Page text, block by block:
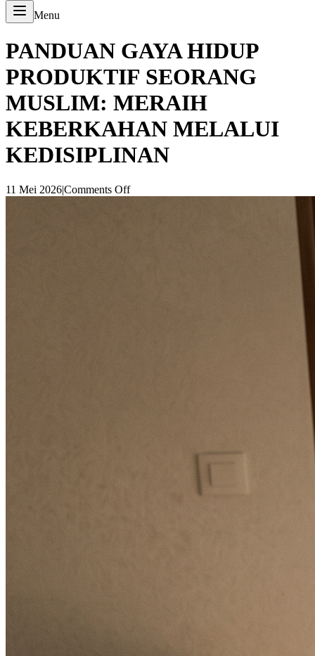
Menu
PANDUAN GAYA HIDUP
PRODUKTIF SEORANG
MUSLIM: MERAIH
KEBERKAHAN MELALUI
KEDISIPLINAN
11 Mei 2026|Comments Off